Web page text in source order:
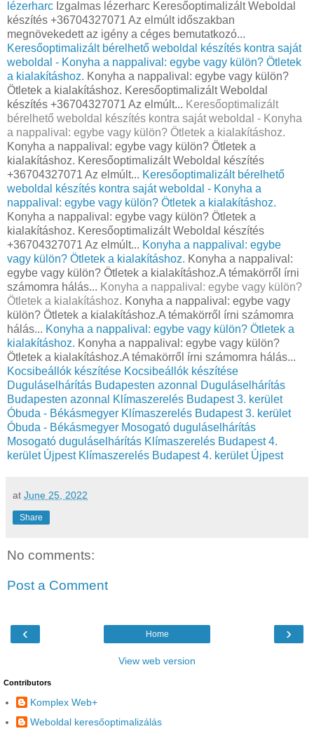
lézerharc Izgalmas lézerharc Keresőoptimalizált Weboldal
készítés +36704327071 Az elmúlt időszakban
megnövekedett az igény a céges bemutatkozó...
Keresőoptimalizált bérelhető weboldal készítés kontra saját
weboldal - Konyha a nappalival: egybe vagy külön? Ötletek
a kialakításhoz. Konyha a nappalival: egybe vagy külön?
Ötletek a kialakításhoz. Keresőoptimalizált Weboldal
készítés +36704327071 Az elmúlt... Keresőoptimalizált
bérelhető weboldal készítés kontra saját weboldal - Konyha
a nappalival: egybe vagy külön? Ötletek a kialakításhoz.
Konyha a nappalival: egybe vagy külön? Ötletek a
kialakításhoz. Keresőoptimalizált Weboldal készítés
+36704327071 Az elmúlt... Keresőoptimalizált bérelhető
weboldal készítés kontra saját weboldal - Konyha a
nappalival: egybe vagy külön? Ötletek a kialakításhoz.
Konyha a nappalival: egybe vagy külön? Ötletek a
kialakításhoz. Keresőoptimalizált Weboldal készítés
+36704327071 Az elmúlt... Konyha a nappalival: egybe
vagy külön? Ötletek a kialakításhoz. Konyha a nappalival:
egybe vagy külön? Ötletek a kialakításhoz.A témakörről írni
számomra hálás... Konyha a nappalival: egybe vagy külön?
Ötletek a kialakításhoz. Konyha a nappalival: egybe vagy
külön? Ötletek a kialakításhoz.A témakörről írni számomra
hálás... Konyha a nappalival: egybe vagy külön? Ötletek a
kialakításhoz. Konyha a nappalival: egybe vagy külön?
Ötletek a kialakításhoz.A témakörről írni számomra hálás...
Kocsibeállók készítése Kocsibeállók készítése
Duguláselhárítás Budapesten azonnal
Duguláselhárítás
Budapesten azonnal
Klímaszerelés Budapest 3. kerület
Óbuda - Békásmegyer Klímaszerelés Budapest 3. kerület
Óbuda - Békásmegyer Mosogató duguláselhárítás
Mosogató duguláselhárítás Klímaszerelés Budapest 4.
kerület Újpest Klímaszerelés Budapest 4. kerület Újpest
at June 25, 2022
Share
No comments:
Post a Comment
‹ ›
Home
View web version
Contributors
Komplex Web+
Weboldal keresőoptimalizálás